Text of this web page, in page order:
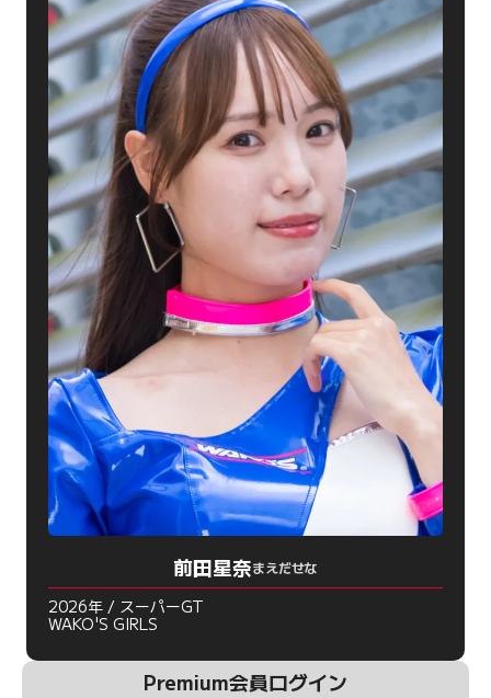
前田星奈まえだせな
2026年 / スーパーGT
WAKO'S GIRLS
Premium会員ログイン